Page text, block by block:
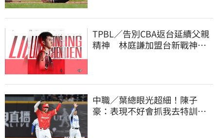
TPBL／告別CBA返台延續父親
精神 林庭謙加盟台新戰神！
中職／葉總眼光超細！陳子
豪：表現不好會抓我去特訓